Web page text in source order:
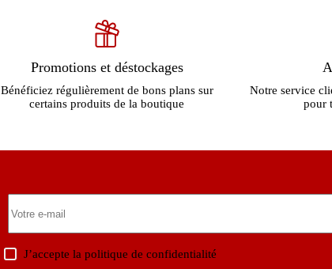
Promotions et déstockages
Bénéficiez régulièrement de bons plans sur
certains produits de la boutique
Notre service
pour
J’accepte lapolitique de confidentialité